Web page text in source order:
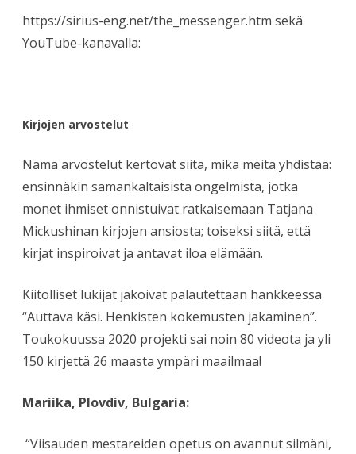
https://sirius-eng.net/the_messenger.htm sekä
YouTube-kanavalla:
Kirjojen arvostelut
Nämä arvostelut kertovat siitä, mikä meitä yhdistää:
ensinnäkin samankaltaisista ongelmista, jotka
monet ihmiset onnistuivat ratkaisemaan Tatjana
Mickushinan kirjojen ansiosta; toiseksi siitä, että
kirjat inspiroivat ja antavat iloa elämään.
Kiitolliset lukijat jakoivat palautettaan hankkeessa
“Auttava käsi. Henkisten kokemusten jakaminen”.
Toukokuussa 2020 projekti sai noin 80 videota ja yli
150 kirjettä 26 maasta ympäri maailmaa!
Mariika, Plovdiv, Bulgaria:
“Viisauden mestareiden opetus on avannut silmäni,